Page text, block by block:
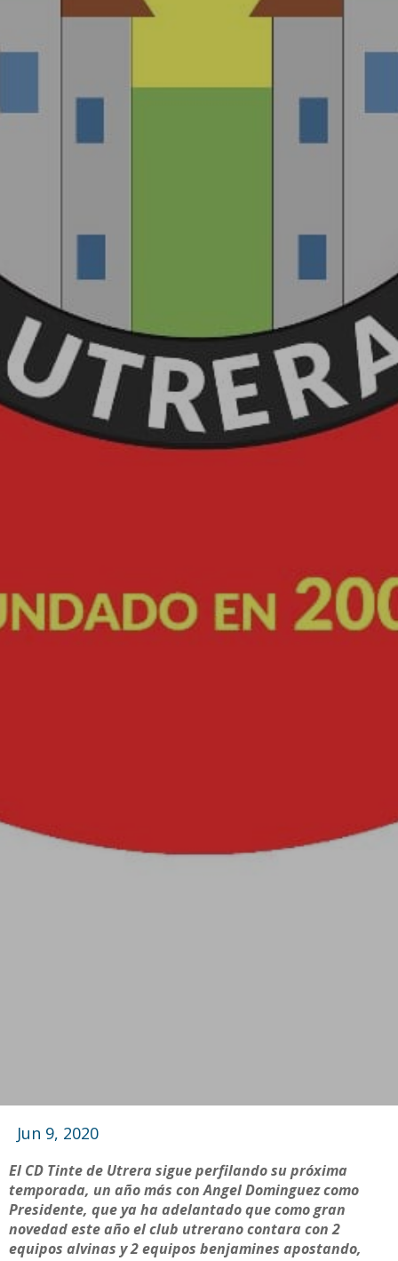
Jun 9, 2020
El CD Tinte de Utrera sigue perfilando su próxima
temporada, un año más con Angel Dominguez como
Presidente, que ya ha adelantado que como gran
novedad este año el club utrerano contara con 2
equipos alvinas y 2 equipos benjamines apostando,